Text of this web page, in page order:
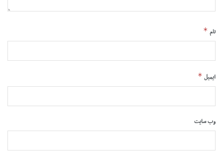
نام *
ایمیل *
وب‌ سایت